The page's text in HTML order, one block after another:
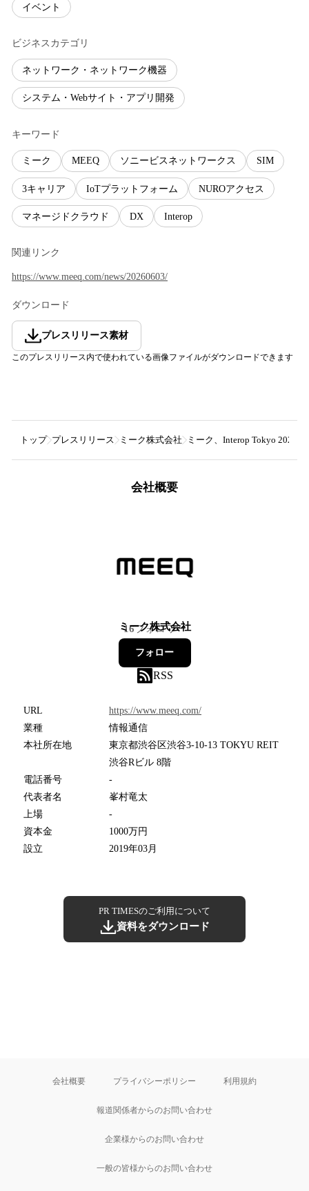
イベント
ビジネスカテゴリ
ネットワーク・ネットワーク機器
システム・Webサイト・アプリ開発
キーワード
ミーク MEEQ ソニービスネットワークス SIM
3キャリア IoTプラットフォーム NUROアクセス
マネージドクラウド DX Interop
関連リンク
https://www.meeq.com/news/20260603/
ダウンロード
プレスリリース素材
このプレスリリース内で使われている画像ファイルがダウンロードできます
トップ プレスリリース ミーク株式会社 ミーク、Interop Tokyo 2026に
会社概要
ミーク株式会社
16フォロワー
フォロー
RSS
URL
https://www.meeq.com/
業種
情報通信
本社所在地
東京都渋谷区渋谷3-10-13 TOKYU REIT
渋谷Rビル 8階
電話番号
-
代表者名
峯村竜太
上場
-
資本金
1000万円
設立
2019年03月
PR TIMESのご利用について
資料をダウンロード
会社概要 プライバシーポリシー 利用規約
報道関係者からのお問い合わせ
企業様からのお問い合わせ
一般の皆様からのお問い合わせ